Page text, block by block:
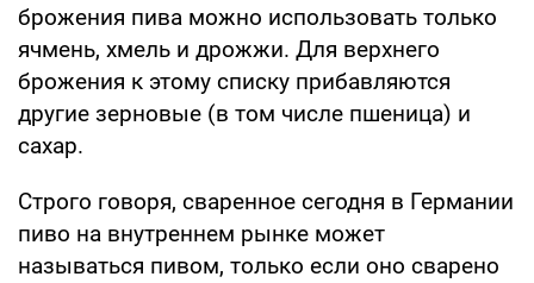
брожения пива можно использовать только
ячмень, хмель и дрожжи. Для верхнего
брожения к этому списку прибавляются
другие зерновые (в том числе пшеница) и
сахар.
Строго говоря, сваренное сегодня в Германии
пиво на внутреннем рынке может
называться пивом, только если оно сварено